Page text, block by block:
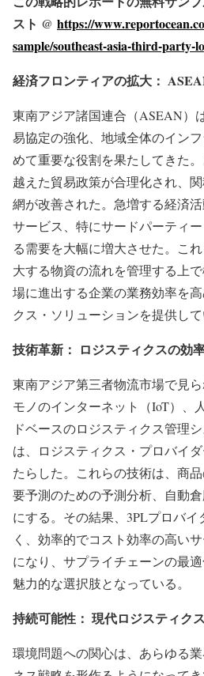
スト @ https://
sample/southeast-asia-third-party-
経済フロンティアの拡大：
東南アジア諸国連合（ASEAN）
易協定の強化、地域全体のイン
めて重要な役割を果たしてきた
越えた貿易政策が合理化され、
網が改善された。急増する経済
サービス、特にサードパーティ
る需要を大幅に増大させた。こ
大する物資の流れを管理する上
場に進出する企業の業務効率を
クス・ソリューションを提供して
技術革新： ロジスティクスの効
東南アジア第三者物流市場で見ら
モノのインターネット（IoT）、
ドベースのロジスティクス管理
は、ロジスティクス・プロバイ
たらした。これらの技術は、商
要予測のための予測分析、自動
にする。その結果、3PLプロバ
く、効率的でコスト効率の高い
になり、サプライチェーンの最
魅力的な選択肢となっている。
持続可能性： 現代ロジスティク
環境問題への関心は、あらゆる